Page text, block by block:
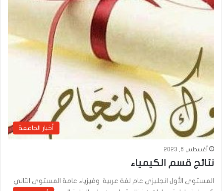
أخبار الجامعة
أغسطس 6, 2023
نتائج قسم الكيمياء
المستوى الأول انجليزي عام لغة عربية وفيزياء عامة المستوى الثاني